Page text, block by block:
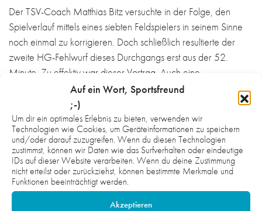
Auf ein Wort, Sportsfreund
;-)
Um dir ein optimales Erlebnis zu bieten, verwenden wir
Technologien wie Cookies, um Geräteinformationen zu speichern
und/oder darauf zuzugreifen. Wenn du diesen Technologien
zustimmst, können wir Daten wie das Surfverhalten oder eindeutige
IDs auf dieser Website verarbeiten. Wenn du deine Zustimmung
nicht erteilst oder zurückziehst, können bestimmte Merkmale und
Funktionen beeinträchtigt werden.
Akzeptieren
Der TSV-Coach Matthias Bitz versuchte in der Folge, den
Spielverlauf mittels eines siebten Feldspielers in seinem Sinne
noch einmal zu korrigieren. Doch schließlich resultierte der
zweite HG-Fehlwurf dieses Durchgangs erst aus der 52.
Minute. Zu effektiv war dieser Vortrag. Auch eine
Manndeckung gegen Oftersheim/Schwetzingens
Spielmacher Henri Hell half da wenig.
HG: Bräunling, Rabe (1), Meyer; Getrost, D. Huljak (8/6),
Hepp (4), V. Huljak (2), Auth (1), Nauß (5), Fichtner (3),
Vierling, Micke (6), Walter (1), Hell, Ihrig, Zimprich (2). mj